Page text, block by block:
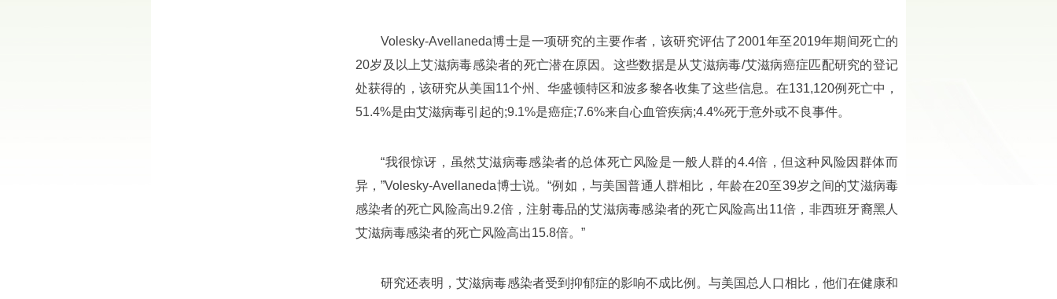
Volesky-Avellaneda博士是一项研究的主要作者，该研究评估了2001年至2019年期间死亡的
20岁及以上艾滋病毒感染者的死亡潜在原因。这些数据是从艾滋病毒/艾滋病癌症匹配研究的登记
处获得的，该研究从美国11个州、华盛顿特区和波多黎各收集了这些信息。在131,120例死亡中，
51.4%是由艾滋病毒引起的;9.1%是癌症;7.6%来自心血管疾病;4.4%死于意外或不良事件。
“我很惊讶，虽然艾滋病毒感染者的总体死亡风险是一般人群的4.4倍，但这种风险因群体而
异，”Volesky-Avellaneda博士说。“例如，与美国普通人群相比，年龄在20至39岁之间的艾滋病毒
感染者的死亡风险高出9.2倍，注射毒品的艾滋病毒感染者的死亡风险高出11倍，非西班牙裔黑人
艾滋病毒感染者的死亡风险高出15.8倍。”
研究还表明，艾滋病毒感染者受到抑郁症的影响不成比例。与美国总人口相比，他们在健康和